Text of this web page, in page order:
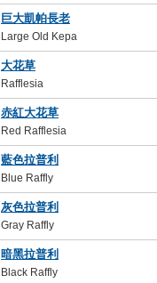
巨大凱帕長老
Large Old Kepa
大花草
Rafflesia
赤紅大花草
Red Rafflesia
藍色拉普利
Blue Raffly
灰色拉普利
Gray Raffly
暗黑拉普利
Black Raffly